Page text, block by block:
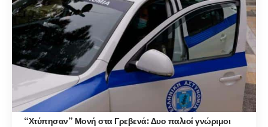
“Χτύπησαν” Μονή στα Γρεβενά: Δυο παλιοί γνώριμοι